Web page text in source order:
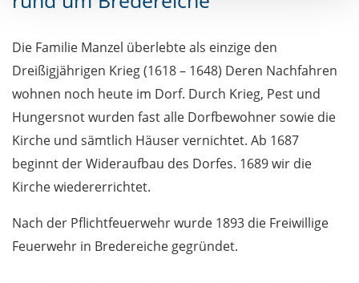
Die Familie Manzel überlebte als einzige den
Dreißigjährigen Krieg (1618 – 1648) Deren Nachfahren
wohnen noch heute im Dorf. Durch Krieg, Pest und
Hungersnot wurden fast alle Dorfbewohner sowie die
Kirche und sämtlich Häuser vernichtet. Ab 1687
beginnt der Wideraufbau des Dorfes. 1689 wir die
Kirche wiedererrichtet.
Nach der Pflichtfeuerwehr wurde 1893 die Freiwillige
Feuerwehr in Bredereiche gegründet.